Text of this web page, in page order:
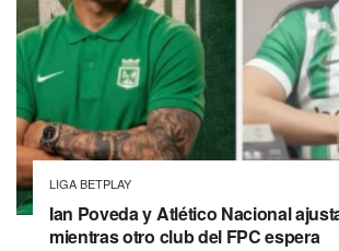
LIGA BETPLAY
Ian Poveda y Atlético Nacional
mientras otro club del FPC espera